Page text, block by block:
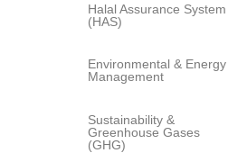
Halal Assurance System
(HAS)
Environmental & Energy
Management
Sustainability &
Greenhouse Gases
(GHG)